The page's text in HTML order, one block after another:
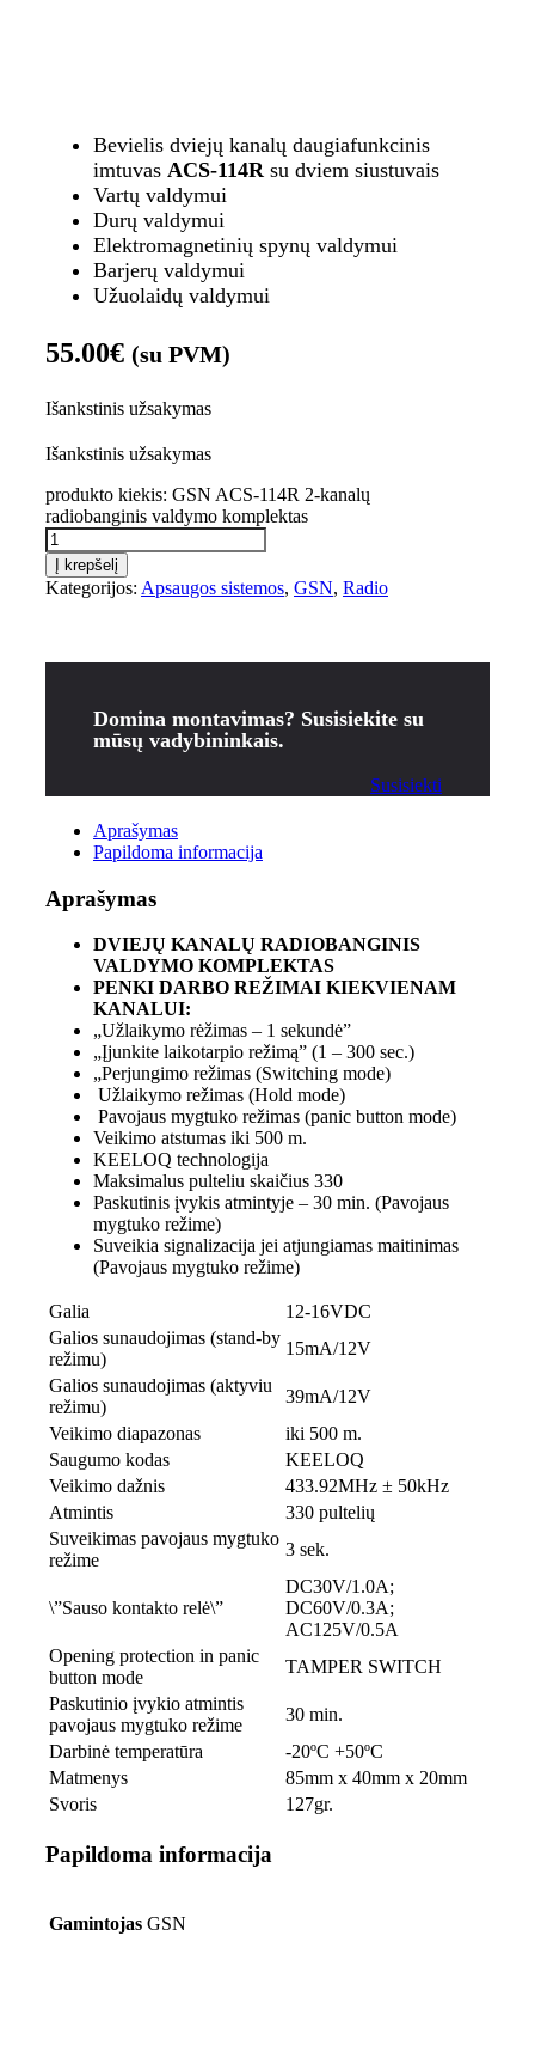
Bevielis dviejų kanalų daugiafunkcinis
imtuvas ACS-114Rsu dviem siustuvais
Vartų valdymui
Durų valdymui
Elektromagnetinių spynų valdymui
Barjerų valdymui
Užuolaidų valdymui
55.00€ (su PVM)
Išankstinis užsakymas
Išankstinis užsakymas
produkto kiekis: GSN ACS-114R 2-kanalų
radiobanginis valdymo komplektas
Į krepšelį
Kategorijos: Apsaugos sistemos, GSN, Radio
Domina montavimas? Susisiekite su
mūsų vadybininkais.
Susisiekti
Aprašymas
Papildoma informacija
Aprašymas
DVIEJŲ KANALŲ RADIOBANGINIS
VALDYMO KOMPLEKTAS
PENKI DARBO REŽIMAI KIEKVIENAM
KANALUI:
„Užlaikymo rėžimas – 1 sekundė”
„Įjunkite laikotarpio režimą”(1 – 300 sec.)
„Perjungimo režimas (Switching mode)
Užlaikymo režimas (Hold mode)
Pavojaus mygtuko režimas (panic button mode)
Veikimo atstumas iki 500 m.
KEELOQ technologija
Maksimalus pulteliu skaičius 330
Paskutinis įvykis atmintyje – 30 min. (Pavojaus
mygtuko režime)
Suveikia signalizacija jei atjungiamas maitinimas
(Pavojaus mygtuko režime)
Galia
12-16VDC
Galios sunaudojimas (stand-by
režimu)
15mA/12V
Galios sunaudojimas (aktyviu
režimu)
39mA/12V
Veikimo diapazonas
iki 500 m.
Saugumo kodas
KEELOQ
Veikimo dažnis
433.92MHz ± 50kHz
Atmintis
330 pultelių
Suveikimas pavojaus mygtuko
režime
3 sek.
\”Sauso kontakto relė\”
DC30V/1.0A;
DC60V/0.3A;
AC125V/0.5A
Opening protection in panic
button mode
TAMPER SWITCH
Paskutinio įvykio atmintis
pavojaus mygtuko režime
30 min.
Darbinė temperatūra
-20ºC +50ºC
Matmenys
85mm x 40mm x 20mm
Svoris
127gr.
Papildoma informacija
Gamintojas GSN